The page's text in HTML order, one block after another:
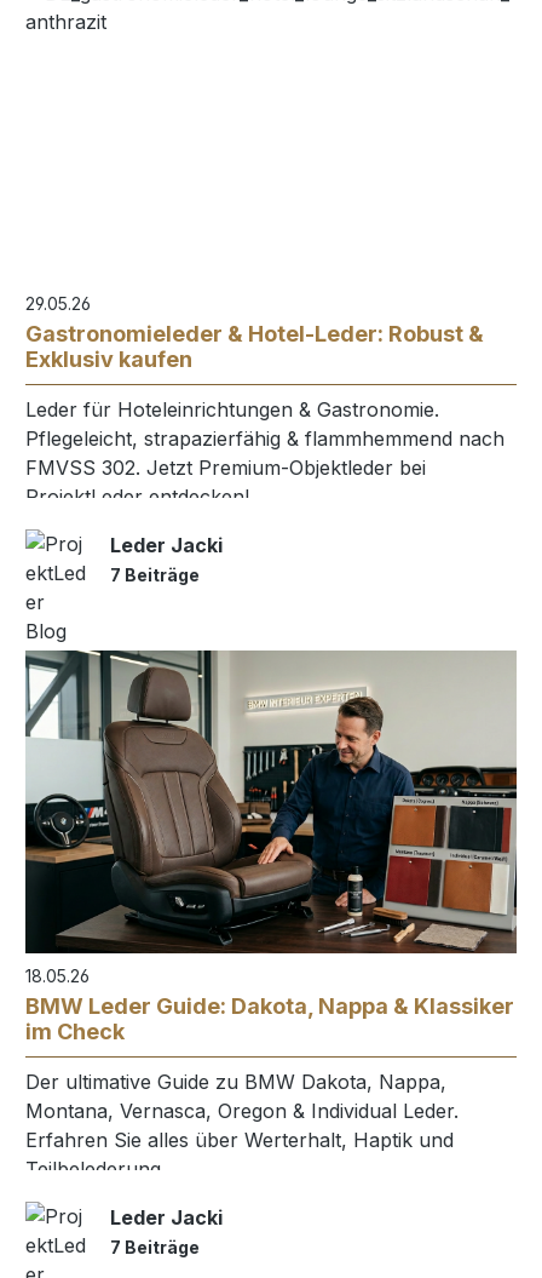
29.05.26
Gastronomieleder & Hotel-Leder: Robust &
Exklusiv kaufen
Leder für Hoteleinrichtungen & Gastronomie.
Pflegeleicht, strapazierfähig & flammhemmend nach
FMVSS 302. Jetzt Premium-Objektleder bei
ProjektLeder entdecken!
Leder Jacki
7 Beiträge
18.05.26
BMW Leder Guide: Dakota, Nappa & Klassiker
im Check
Der ultimative Guide zu BMW Dakota, Nappa,
Montana, Vernasca, Oregon & Individual Leder.
Erfahren Sie alles über Werterhalt, Haptik und
Teilbelederung.
Leder Jacki
7 Beiträge